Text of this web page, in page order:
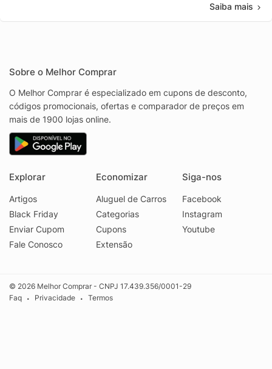
Saiba mais
Sobre o Melhor Comprar
O Melhor Comprar é especializado em cupons de desconto,
códigos promocionais, ofertas e comparador de preços em
mais de 1900 lojas online.
Explorar
Artigos
Black Friday
Enviar Cupom
Fale Conosco
Economizar
Aluguel de Carros
Categorias
Cupons
Extensão
Siga-nos
Facebook
Instagram
Youtube
© 2026 Melhor Comprar - CNPJ 17.439.356/0001-29
Faq
• Privacidade • Termos